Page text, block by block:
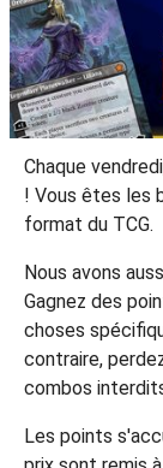
Chaque
! Vous êtes les
format du TCG.
Nous avons
Gagnez des
choses
contraire,
combos
Les points